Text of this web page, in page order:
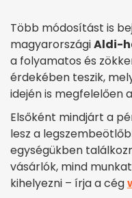
Több módosítást is
magyarországiAldi-
a folyamatos és
érdekében teszik,
idején is megfelelően
Elsőként mindjárt a
lesz a
egységükben
vásárlók, mind
kihelyezni – írja a cég